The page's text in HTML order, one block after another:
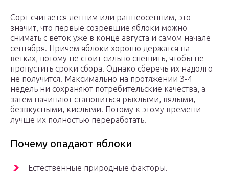
Сорт считается летним или раннеосенним, это
значит, что первые созревшие яблоки можно
снимать с веток уже в конце августа и самом начале
сентября. Причем яблоки хорошо держатся на
ветках, потому не стоит сильно спешить, чтобы не
пропустить сроки сбора. Однако сберечь их надолго
не получится. Максимально на протяжении 3-4
недель ни сохраняют потребительские качества, а
затем начинают становиться рыхлыми, вялыми,
безвкусными, кислыми. Потому к этому времени
лучше их полностью переработать.
Почему опадают яблоки
Естественные природные факторы.